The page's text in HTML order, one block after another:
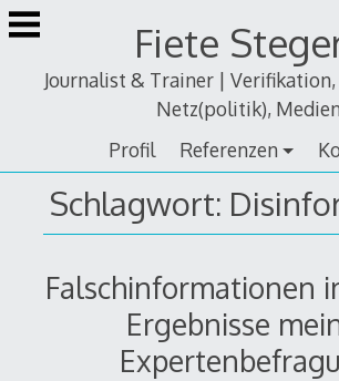
Zum
Inhalt
Fiete
Journalist & Trainer | Verifikation,
Netz(politik),
Profil
Referenzen
Schlagwort:
Falschinformationen
Ergebnisse